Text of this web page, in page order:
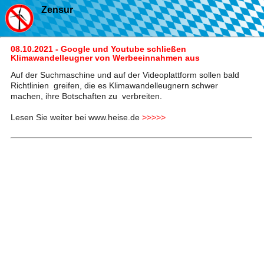
Zensur
08.10.2021 - Google und Youtube schließen
Klimawandelleugner von Werbeeinnahmen aus
Auf der Suchmaschine und auf der Videoplattform sollen bald
Richtlinien greifen, die es Klimawandelleugnern schwer
machen, ihre Botschaften zu verbreiten.
Lesen Sie weiter bei www.heise.de >>>>>